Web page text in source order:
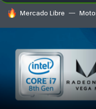
HOY SE HABLA DE
Mercado Libre